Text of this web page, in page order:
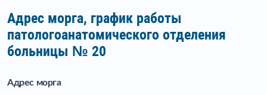
Адрес морга, график работы
патологоанатомического отделения
больницы № 20
Адрес морга